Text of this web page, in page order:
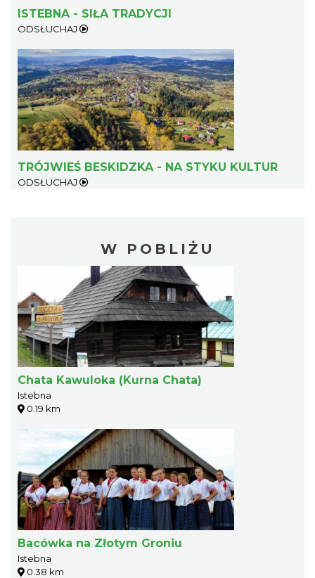
ISTEBNA - SIŁA TRADYCJI
ODSŁUCHAJ
TRÓJWIEŚ BESKIDZKA - NA STYKU KULTUR
ODSŁUCHAJ
W POBLIŻU
Chata Kawuloka (Kurna Chata)
Istebna
0.19 km
Bacówka na Złotym Groniu
Istebna
0.38 km